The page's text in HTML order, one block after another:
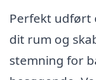
Perfekt
dit rum og
stemning for